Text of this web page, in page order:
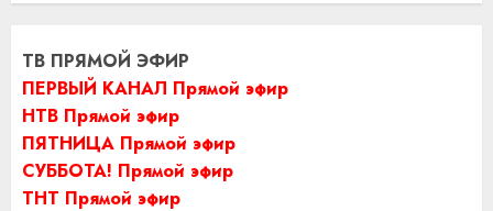
ТВ ПРЯМОЙ ЭФИР
ПЕРВЫЙ КАНАЛ Прямой эфир
НТВ Прямой эфир
ПЯТНИЦА Прямой эфир
СУББОТА! Прямой эфир
ТНТ Прямой эфир